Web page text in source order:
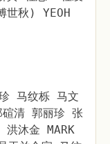
秋) YEOH
马纹栎 马文
清 郭丽珍 张
沐金 MARK